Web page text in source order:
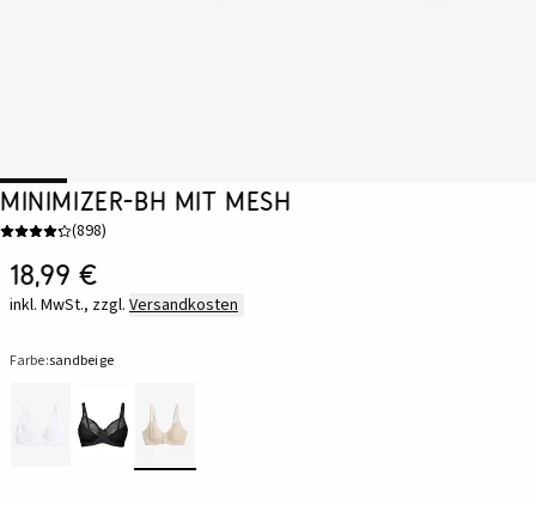
Minimizer-BH mit Mesh
(898)
18,99 €
inkl. MwSt., zzgl. Versandkosten
Farbe:sandbeige